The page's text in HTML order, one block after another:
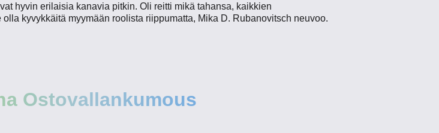
hyvin erilaisia kanavia pitkin. Oli reitti mikä tahansa, kaikkien
kyvykkäitä myymään roolista riippumatta, Mika D. Rubanovitsch neuvoo.
Ostovallankumous